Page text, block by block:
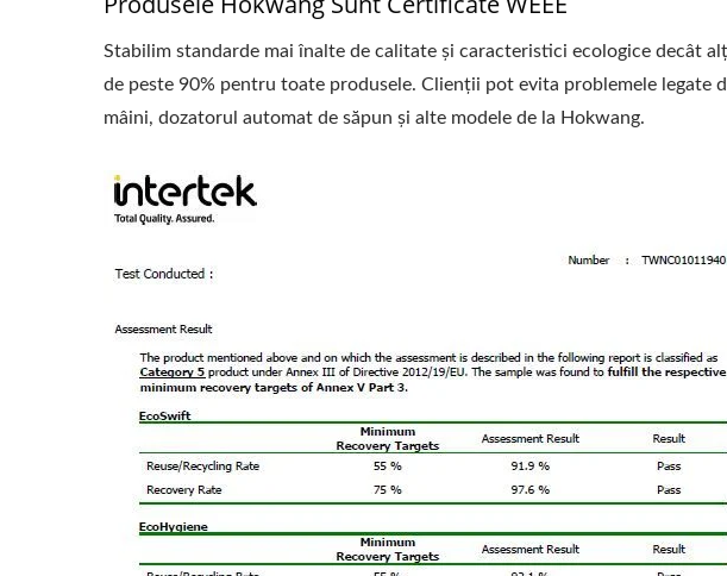
Stabilim standarde mai înalte de calitate și caracteristici ecologice decât
de peste 90% pentru toate produsele. Clienții pot evita problemele
mâini, dozatorul automat de săpun și alte modele de la Hokwang.